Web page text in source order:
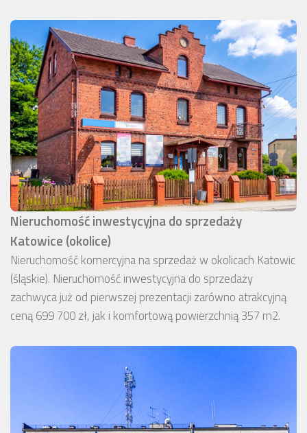
Nieruchomość inwestycyjna do sprzedaży
Katowice (okolice)
Nieruchomość komercyjna na sprzedaż w okolicach Katowic
(śląskie). Nieruchomość inwestycyjna do sprzedaży
zachwyca już od pierwszej prezentacji zarówno atrakcyjną
ceną 699 700 zł, jak i komfortową powierzchnią 357 m2.